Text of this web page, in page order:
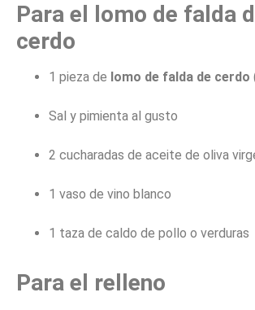
Para el lomo de falda
cerdo
1 pieza de lomo de falda de cerdo
Sal y pimienta al gusto
2 cucharadas de aceite de oliva
1 vaso de vino blanco
1 taza de caldo de pollo o verduras
Para el relleno